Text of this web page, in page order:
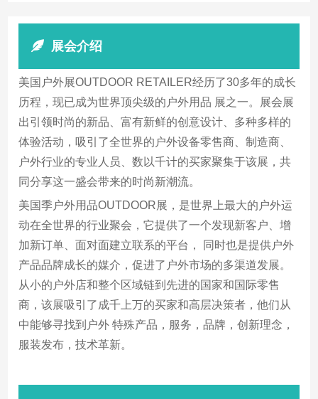
展会介绍
美国户外展OUTDOOR RETAILER经历了30多年的成长
历程，现已成为世界顶尖级的户外用品 展之一。展会展
出引领时尚的新品、富有新鲜的创意设计、多种多样的
体验活动，吸引了全世界的户外设备零售商、制造商、
户外行业的专业人员、数以千计的买家聚集于该展，共
同分享这一盛会带来的时尚新潮流。
美国季户外用品OUTDOOR展，是世界上最大的户外运
动在全世界的行业聚会，它提供了一个发现新客户、增
加新订单、面对面建立联系的平台， 同时也是提供户外
产品品牌成长的媒介，促进了户外市场的多渠道发展。
从小的户外店和整个区域链到先进的国家和国际零售
商，该展吸引了成千上万的买家和高层决策者，他们从
中能够寻找到户外 特殊产品，服务，品牌，创新理念，
服装发布，技术革新。